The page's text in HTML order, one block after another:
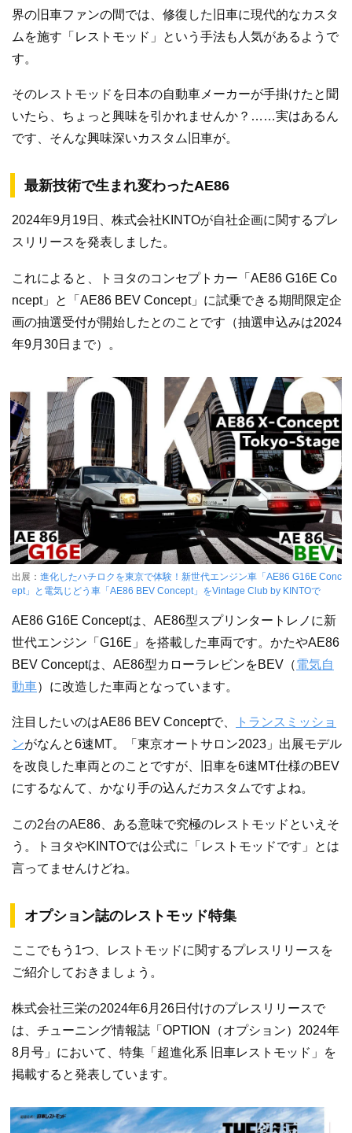
界の旧車ファンの間では、修復した旧車に現代的なカスタ
ムを施す「レストモッド」という手法も人気があるようで
す。
そのレストモッドを日本の自動車メーカーが手掛けたと聞
いたら、ちょっと興味を引かれませんか？……実はあるん
です、そんな興味深いカスタム旧車が。
最新技術で生まれ変わったAE86
2024年9月19日、株式会社KINTOが自社企画に関するプレ
スリリースを発表しました。
これによると、トヨタのコンセプトカー「AE86 G16E Co
ncept」と「AE86 BEV Concept」に試乗できる期間限定企
画の抽選受付が開始したとのことです（抽選申込みは2024
年9月30日まで）。
出展： 進化したハチロクを東京で体験！新世代エンジン車「AE86 G16E Conc
ept」と電気じどう車「AE86 BEV Concept」をVintage Club by KINTOで
AE86 G16E Conceptは、AE86型スプリンタートレノに新
世代エンジン「G16E」を搭載した車両です。かたやAE86
BEV Conceptは、AE86型カローラレビンをBEV（電気自
動車）に改造した車両となっています。
注目したいのはAE86 BEV Conceptで、
トランスミッショ
ンがなんと6速MT。「東京オートサロン2023」出展モデル
を改良した車両とのことですが、旧車を6速MT仕様のBEV
にするなんて、かなり手の込んだカスタムですよね。
この2台のAE86、ある意味で究極のレストモッドといえそ
う。トヨタやKINTOでは公式に「レストモッドです」とは
言ってませんけどね。
オプション誌のレストモッド特集
ここでもう1つ、レストモッドに関するプレスリリースを
ご紹介しておきましょう。
株式会社三栄の2024年6月26日付けのプレスリリースで
は、チューニング情報誌「OPTION（オプション）2024年
8月号」において、特集「超進化系 旧車レストモッド」を
掲載すると発表しています。